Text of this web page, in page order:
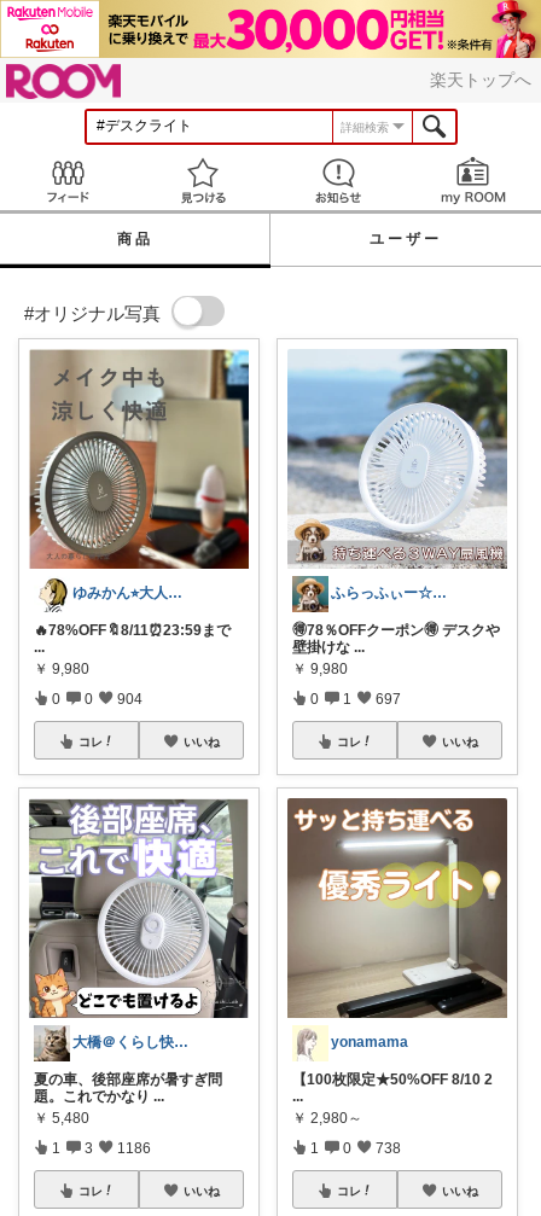
楽天トップへ
詳細検索
見つける お知らせ
商品 ユーザー
#オリジナル写真
ゆみかん⭐︎大人の暮らし研究室
🔥78%OFF🔖8/11⏰23:59まで
...
￥ 9,980
0 0 904
コレ いいね
大橋＠くらし快適LAB🌿
夏の車、後部座席が暑すぎ問
題。これでかなり ...
￥ 5,480
1 3 1186
コレ いいね
ふらっふぃー☆ナチュラルな暮らし☆
🉐78％OFFクーポン🉐 デスクや
壁掛けな ...
￥ 9,980
0 1 697
コレ いいね
yonamama
【100枚限定★50%OFF 8/10 2
...
￥ 2,980～
1 0 738
コレ いいね